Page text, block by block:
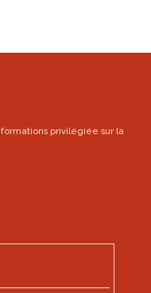
privilégiée sur la